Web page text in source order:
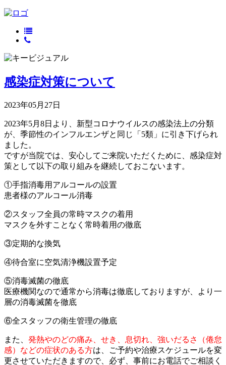
感染症対策について
2023年05月27日
2023年5月8日より、新型コロナウイルスの感染法上の分類
が、季節性のインフルエンザと同じ「5類」に引き下げられ
ました。
ですが当院では、安心してご来院いただくために、感染症対
策として以下の取り組みを継続しておこないます。
①手指消毒用アルコールの設置
患者様のアルコール消毒
②スタッフ全員の常時マスクの着用
マスクを外すことなく常時着用の徹底
③定期的な換気
④待合室に空気清浄機設置予定
⑤消毒滅菌の徹底
医療機関なので通常から消毒は徹底しておりますが、より一
層の消毒滅菌を徹底
⑥全スタッフの衛生管理の徹底
また、 発熱やのどの痛み、せき、息切れ、強いだるさ（倦怠
感）などの症状のある方は、ご予約や治療スケジュールを変
更させていただきますので、必ず、事前にお電話でご相談く